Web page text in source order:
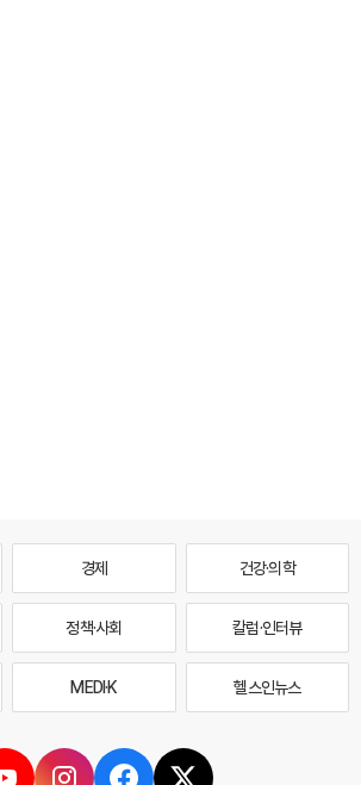
경제 건강·의학
정책·사회 칼럼·인터뷰
MEDI·K 헬스인뉴스